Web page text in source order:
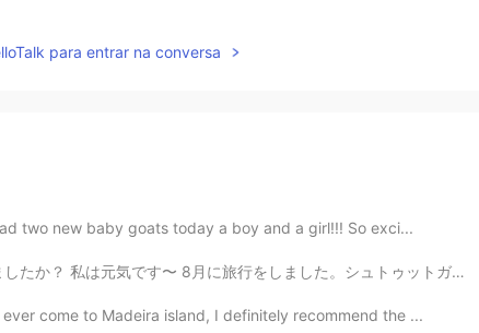
para entrar na conversa
two new baby goats today a boy and a girl!!! So exci...
した。シュトゥットガルトとフランクフルトに住んでいる友達に会いに行きました。すごく楽しかったです。 明後日試...
come to Madeira island, I definitely recommend the ...